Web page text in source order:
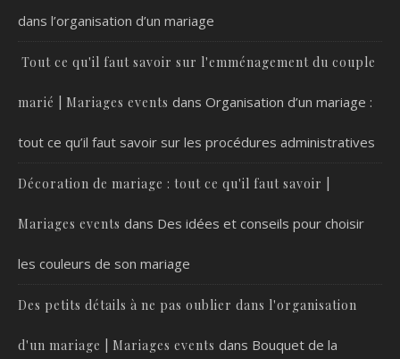
dans l’organisation d’un mariage
Tout ce qu'il faut savoir sur l'emménagement du couple
marié | Mariages events dans Organisation d’un mariage :
tout ce qu’il faut savoir sur les procédures administratives
Décoration de mariage : tout ce qu'il faut savoir |
Mariages events dans Des idées et conseils pour choisir
les couleurs de son mariage
Des petits détails à ne pas oublier dans l'organisation
d'un mariage | Mariages events dans Bouquet de la